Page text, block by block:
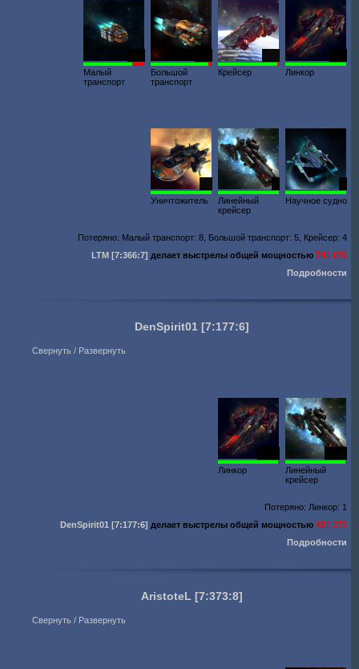
Малый
транспорт
Большой
транспорт
Крейсер
Линкор
Уничтожитель
Линейный
крейсер
Научное судно
Потеряно: Малый транспорт: 8, Большой транспорт: 5, Крейсер: 4
LTM [7:366:7] делает выстрелы общей мощностью741 070
Подробности
DenSpirit01 [7:177:6]
Свернуть / Развернуть
Линкор
Линейный
крейсер
Потеряно: Линкор: 1
DenSpirit01 [7:177:6] делает выстрелы общей мощностью421 373
Подробности
AristoteL [7:373:8]
Свернуть / Развернуть